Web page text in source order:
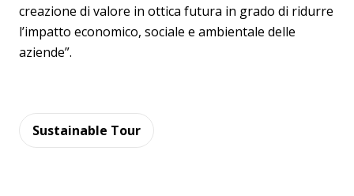
creazione di valore in ottica futura in grado di ridurre
l’impatto economico, sociale e ambientale delle
aziende”.
Sustainable Tour